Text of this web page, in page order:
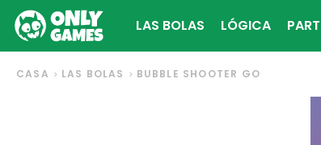
LAS BOLAS LÓGICA
CASA LAS BOLAS BUBBLE SHOOTER GO